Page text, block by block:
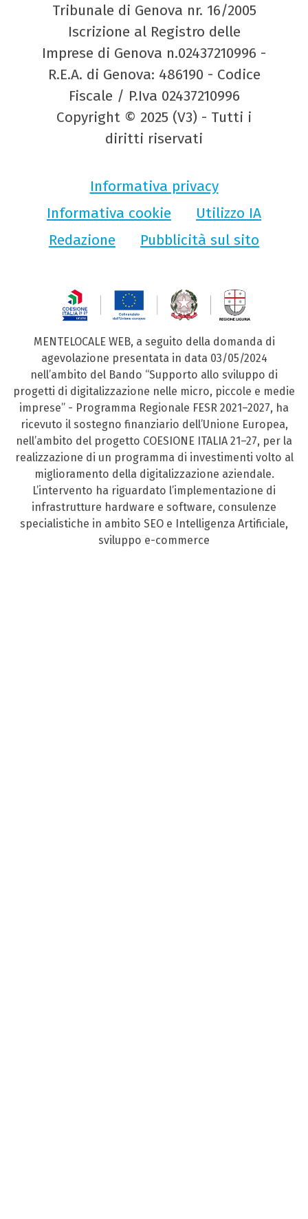
Tribunale di Genova nr. 16/2005
Iscrizione al Registro delle
Imprese di Genova n.02437210996 -
R.E.A. di Genova: 486190 - Codice
Fiscale / P.Iva 02437210996
Copyright © 2025 (V3) - Tutti i
diritti riservati
Informativa privacy
Informativa cookie
Utilizzo IA
Redazione
Pubblicità sul sito
MENTELOCALE WEB, a seguito della domanda di
agevolazione presentata in data 03/05/2024
nell’ambito del Bando “Supporto allo sviluppo di
progetti di digitalizzazione nelle micro, piccole e medie
imprese” - Programma Regionale FESR 2021–2027, ha
ricevuto il sostegno finanziario dell’Unione Europea,
nell’ambito del progetto COESIONE ITALIA 21–27, per la
realizzazione di un programma di investimenti volto al
miglioramento della digitalizzazione aziendale.
L’intervento ha riguardato l’implementazione di
infrastrutture hardware e software, consulenze
specialistiche in ambito SEO e Intelligenza Artificiale,
sviluppo e-commerce